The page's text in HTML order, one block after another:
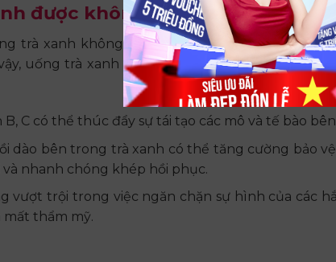
được không?
trà xanh không ảnh hưởng đến quá trình hồi
uống trà xanh còn có nhiều công dụng vượt
B, C có thể thúc đẩy sự tái tạo các mô và tế bào
dào bên trong trà xanh có thể tăng cường bảo
nhanh chóng khép hồi phục.
vượt trội trong việc ngăn chặn sự hình của các
thẩm mỹ.